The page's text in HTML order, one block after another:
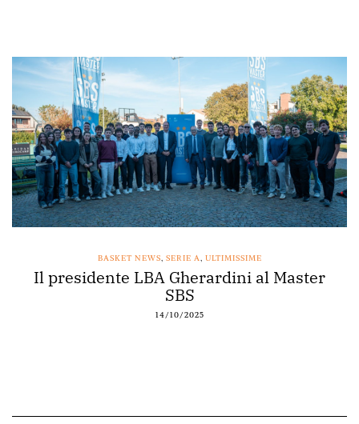
al Master
BASKET NEWS
Acqua Vera main